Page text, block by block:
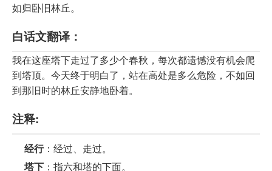
如归卧旧林丘。
白话文翻译：
我在这座塔下走过了多少个春秋，每次都遗憾没有机会爬
到塔顶。今天终于明白了，站在高处是多么危险，不如回
到那旧时的林丘安静地卧着。
注释:
经行：经过、走过。
塔下 ：指六和塔的下面。